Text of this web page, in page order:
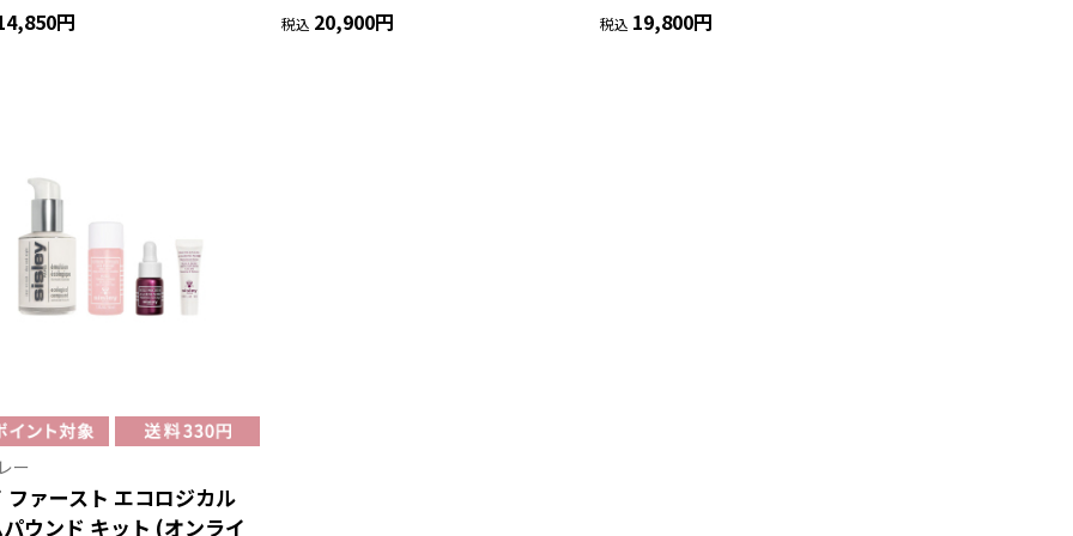
円 税込 20,900円 税込 19,800円
ー
ファースト エコロジカル
ウンド キット (オンライ